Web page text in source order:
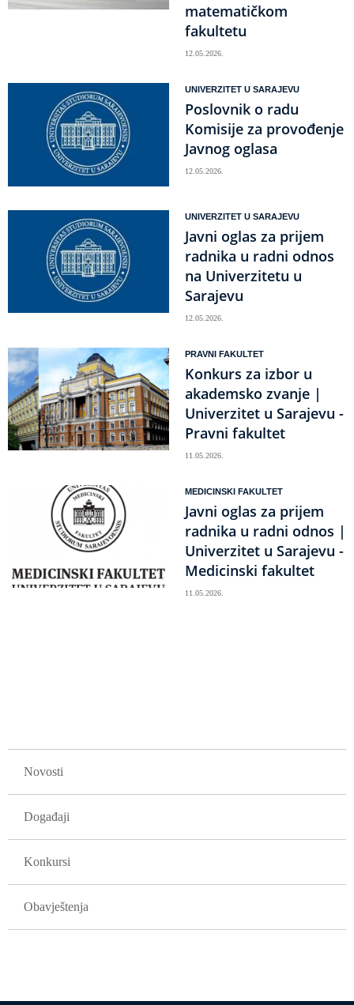
matematičkom
fakultetu
12.05.2026.
UNIVERZITET U SARAJEVU
Poslovnik o radu
Komisije za provođenje
Javnog oglasa
12.05.2026.
UNIVERZITET U SARAJEVU
Javni oglas za prijem
radnika u radni odnos
na Univerzitetu u
Sarajevu
12.05.2026.
PRAVNI FAKULTET
Konkurs za izbor u
akademsko zvanje |
Univerzitet u Sarajevu -
Pravni fakultet
11.05.2026.
MEDICINSKI FAKULTET
Javni oglas za prijem
radnika u radni odnos |
Univerzitet u Sarajevu -
Medicinski fakultet
11.05.2026.
Novosti
Događaji
Konkursi
Obavještenja